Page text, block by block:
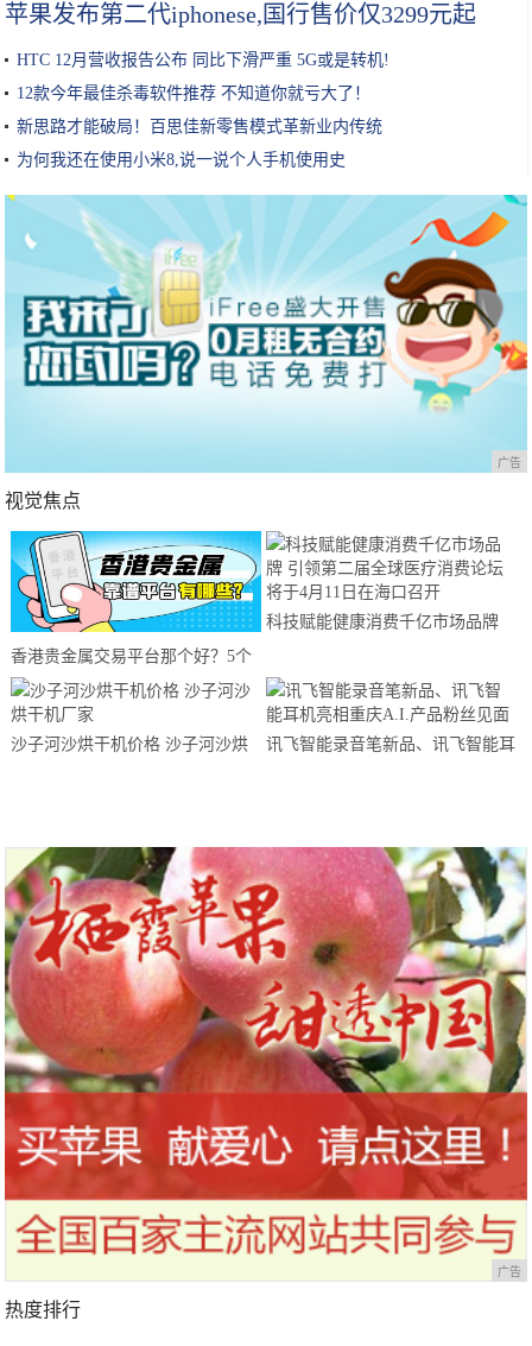
苹果发布第二代iphonese,国行售价仅3299元起
HTC 12月营收报告公布 同比下滑严重 5G或是转机!
12款今年最佳杀毒软件推荐 不知道你就亏大了！
新思路才能破局！百思佳新零售模式革新业内传统
为何我还在使用小米8,说一说个人手机使用史
广告
视觉焦点
香港贵金属交易平台那个好？5个
实用平台推荐！
科技赋能健康消费千亿市场品牌
4月11日在海口召开
沙子河沙烘干机价格 沙子河沙烘
讯飞智能录音笔新品、讯飞智能耳
广告
热度排行